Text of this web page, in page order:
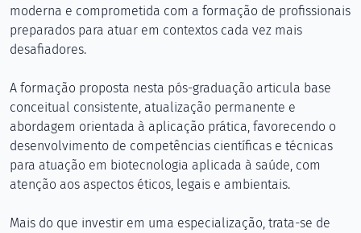
moderna e comprometida com a formação de profissionais
preparados para atuar em contextos cada vez mais
desafiadores.
A formação proposta nesta pós-graduação articula base
conceitual consistente, atualização permanente e
abordagem orientada à aplicação prática, favorecendo o
desenvolvimento de competências científicas e técnicas
para atuação em biotecnologia aplicada à saúde, com
atenção aos aspectos éticos, legais e ambientais.
Mais do que investir em uma especialização, trata-se de